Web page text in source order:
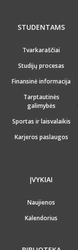
STUDENTAMS
Tvarkaraščiai
Studijų procesas
Finansinė informacija
Tarptautinės
galimybės
Sportas ir laisvalaikis
Karjeros paslaugos
ĮVYKIAI
Naujienos
Kalendorius